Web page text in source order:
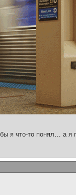
я что-то понял… а